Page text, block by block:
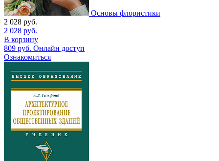
Основы флористики
2 028 руб.
2 028 руб.
В корзину
809 руб. Онлайн доступ
Ознакомиться